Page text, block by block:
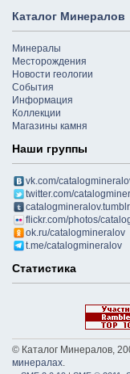
Каталог Минералов
Минералы
Месторождения
Новости геологии
События
Информация
Коллекции
Магазины камня
Наши группы
vk.com/
twitter.com/
flickr.com/photos/
ok.ru/catalogmineralov
t.me/catalogmineralov
Статистика
© Каталог Минералов,
минералах.